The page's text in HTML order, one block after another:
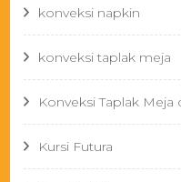
konveksi napkin
konveksi taplak meja
Konveksi Taplak Meja
Kursi Futura